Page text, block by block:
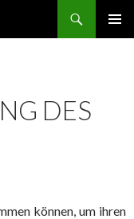
DES
können, um ihren